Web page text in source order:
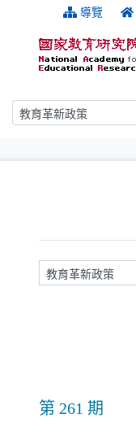
跳到主要內容 導覽
搜尋
請輸入關鍵字
第 261 期